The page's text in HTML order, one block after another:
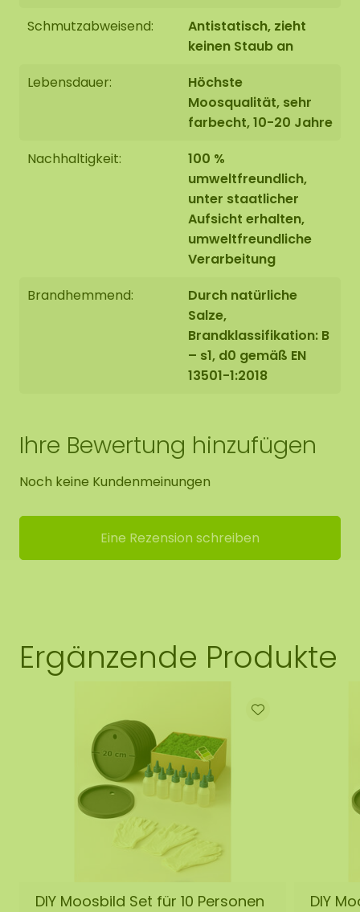
Zieht die Handschuhe an.
Tragt den Kleber auf die gewünschten Stellen
Nehmt das Moos aus der Verpackung, reißt
oder schneidet es auf die gewünschte Größe
und mischt ggf. Mischen Sie die
verschiedenen Moosfarben, um ein schönes
Legt Bücher oder Magazine darauf und lasst
es +/- 3 Stunden trocknen, damit alles gut
Schmutzabweisend:
Antistatisch, zieht
keinen Staub an
Lebensdauer:
Höchste
Moosqualität, sehr
farbecht, 10-20 Jahre
Nachhaltigkeit:
100 %
umweltfreundlich,
unter staatlicher
Aufsicht erhalten,
umweltfreundliche
Verarbeitung
Brandhemmend:
Durch natürliche
Salze,
Brandklassifikation: B
– s1, d0 gemäß EN
13501-1:2018
Ihre Bewertung hinzufügen
Noch keine Kundenmeinungen
Eine Rezension schreiben
Ergänzende Produkte
DIY Moosbild Set für 10 Personen
DIY